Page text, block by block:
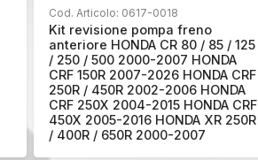
Cod. Articolo: 0617-0018
Kit revisione pompa freno
anteriore HONDA CR 80 / 85 / 125
/ 250 / 500 2000-2007 HONDA
CRF 150R 2007-2026 HONDA CRF
250R / 450R 2002-2006 HONDA
CRF 250X 2004-2015 HONDA CRF
450X 2005-2016 HONDA XR 250R
/ 400R / 650R 2000-2007